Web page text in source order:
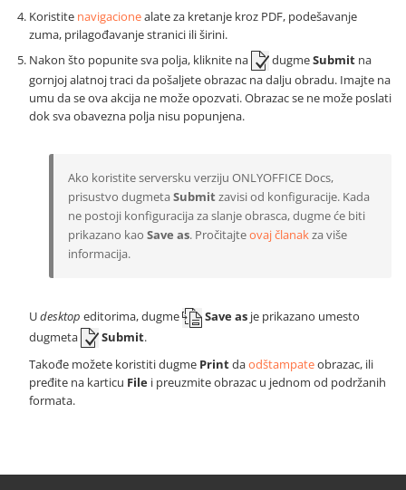
Koristite navigacionealate za kretanje kroz PDF, podešavanje
zuma, prilagođavanje stranici ili širini.
Nakon što popunite sva polja, kliknite na
dugmeSubmit na
gornjoj alatnoj traci da pošaljete obrazac na dalju obradu. Imajte na
umu da se ova akcija ne može opozvati. Obrazac se ne može poslati
dok sva obavezna polja nisu popunjena.
Ako koristite serversku verziju ONLYOFFICE Docs,
prisustvo dugmeta Submitzavisi od konfiguracije. Kada
ne postoji konfiguracija za slanje obrasca, dugme će biti
prikazano kao Save as. Pročitajteovaj članakza više
informacija.
Udesktop editorima, dugme Save as je prikazano umesto
dugmeta
Submit.
Takođe možete koristiti dugme Printdaodštampateobrazac, ili
pređite na karticu File i preuzmite obrazac u jednom od podržanih
formata.